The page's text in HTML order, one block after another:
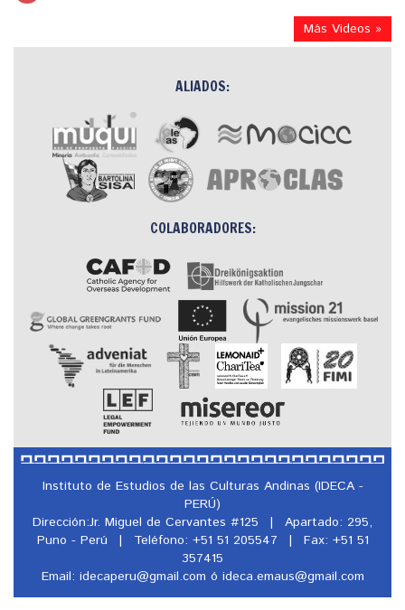
Más Videos »
ALIADOS:
COLABORADORES:
Instituto de Estudios de las Culturas Andinas (IDECA -
PERÚ)
Dirección:Jr. Miguel de Cervantes #125
|
Apartado: 295,
Puno - Perú
| Teléfono: +51 51 205547 |
Fax: +51 51
357415
Email: idecaperu@gmail.com ó ideca.emaus@gmail.com